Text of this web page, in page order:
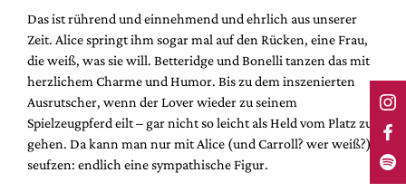
Das ist rührend und einnehmend und ehrlich aus unserer
Zeit. Alice springt ihm sogar mal auf den Rücken, eine Frau,
die weiß, was sie will. Betteridge und Bonelli tanzen das mit
herzlichem Charme und Humor. Bis zu dem inszenierten
Ausrutscher, wenn der Lover wieder zu seinem
Spielzeugpferd eilt – gar nicht so leicht als Held vom Platz zu
gehen. Da kann man nur mit Alice (und Carroll? wer weiß?)
seufzen: endlich eine sympathische Figur.